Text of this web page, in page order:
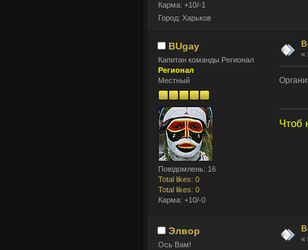
Карма: +10/-1
Город: Харьков
BUgay
Капитан команды Регионал
Регионал
Местный
Повідомлень: 16
Total likes: 0
Total likes: 0
Карма: +10/-0
«
Чтоб
Элвор
Ось Вам!
«